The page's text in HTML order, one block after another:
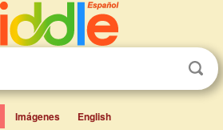
Imágenes English